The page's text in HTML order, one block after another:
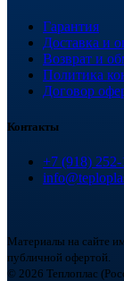
Гарантия
Доставка и
Возврат и
Политика
Договор
Контакты
+7 (918)
Материалы на сайте
публичной офертой.
© 2026 Теплоплас